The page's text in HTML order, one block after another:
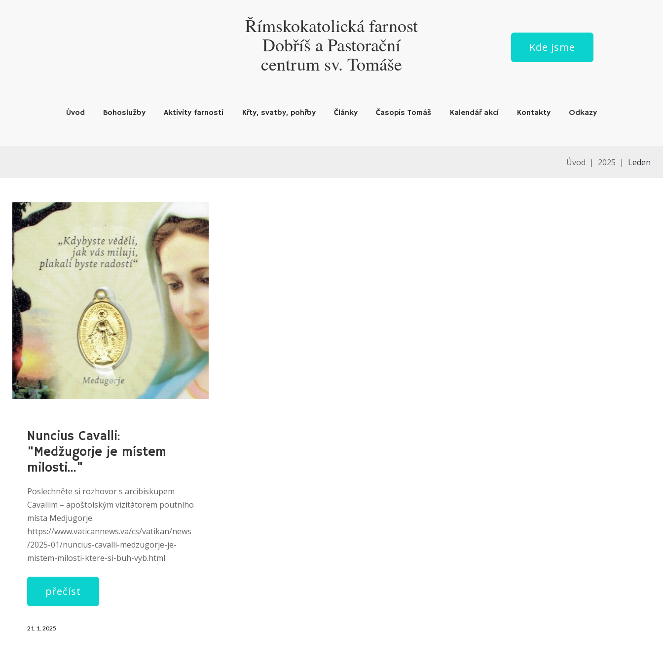
Římskokatolická farnost
Dobříš a Pastorační
centrum sv. Tomáše
Kde jsme
Úvod Bohoslužby Aktivity farnosti Křty, svatby, pohřby Články Časopis Tomáš Kalendář akcí Kontakty Odkazy
Úvod | 2025 | Leden
MĚSÍC:
LEDEN
2025
Nuncius Cavalli:
"Medžugorje je místem
milosti..."
Poslechněte si rozhovor s arcibiskupem
Cavallim – apoštolským vizitátorem poutního
místa Medjugorje.
https://www.vaticannews.va/cs/vatikan/news
/2025-01/nuncius-cavalli-medzugorje-je-
mistem-milosti-ktere-si-buh-vyb.html
přečíst
21. 1. 2025